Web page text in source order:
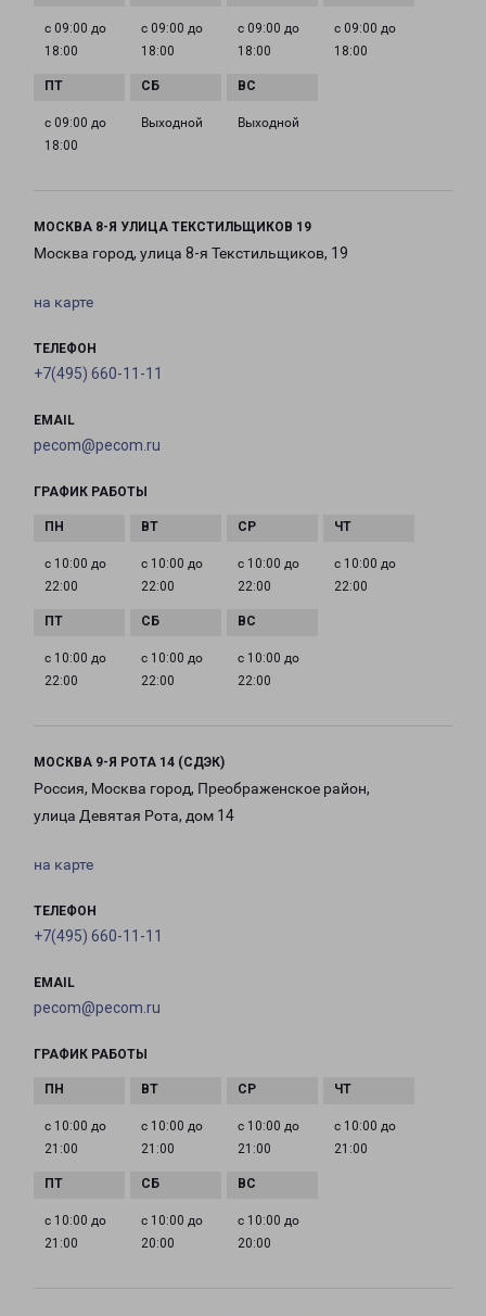
с 09:00 до
18:00
с 09:00 до
18:00
с 09:00 до
18:00
с 09:00 до
18:00
с 09:00 до
18:00
Выходной Выходной
МОСКВА 8-Я УЛИЦА ТЕКСТИЛЬЩИКОВ 19
Москва город, улица 8-я Текстильщиков, 19
на карте
ТЕЛЕФОН
+7(495) 660-11-11
EMAIL
pecom@pecom.ru
ГРАФИК РАБОТЫ
с 10:00 до
22:00
с 10:00 до
22:00
с 10:00 до
22:00
с 10:00 до
22:00
с 10:00 до
22:00
с 10:00 до
22:00
с 10:00 до
22:00
МОСКВА 9-Я РОТА 14 (СДЭК)
Россия, Москва город, Преображенское район,
улица Девятая Рота, дом 14
на карте
ТЕЛЕФОН
+7(495) 660-11-11
EMAIL
pecom@pecom.ru
ГРАФИК РАБОТЫ
с 10:00 до
21:00
с 10:00 до
21:00
с 10:00 до
21:00
с 10:00 до
21:00
с 10:00 до
21:00
с 10:00 до
20:00
с 10:00 до
20:00